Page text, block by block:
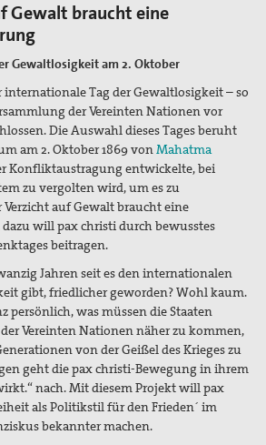
Gewalt braucht eine
Gewaltlosigkeit am 2. Oktober
internationale Tag der Gewaltlosigkeit – so
der Vereinten Nationen vor
Die Auswahl dieses Tages beruht
am 2. Oktober 1869 vonMahatma
Konfliktaustragung entwickelte, bei
zu vergolten wird, um es zu
auf Gewalt braucht eine
will pax christi durch bewusstes
beitragen.
Jahren seit es den internationalen
gibt, friedlicher geworden? Wohl kaum.
persönlich, was müssen die Staaten
Vereinten Nationen näher zu kommen,
von der Geißel des Krieges zu
geht die pax christi-Bewegung in ihrem
nach. Mit diesem Projekt will pax
als Politikstil für den Frieden´ im
bekannter machen.